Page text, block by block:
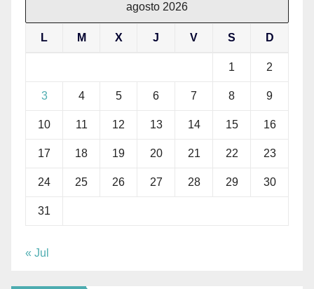
agosto 2026
L M X J V S D
1 2
3 4 5 6 7 8 9
10 11 12 13 14 15 16
17 18 19 20 21 22 23
24 25 26 27 28 29 30
31
« Jul